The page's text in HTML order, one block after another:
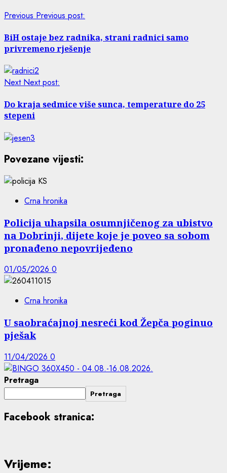
Previous Previous post:
BiH ostaje bez radnika, strani radnici samo
privremeno rješenje
Next Next post:
Do kraja sedmice više sunca, temperature do 25
stepeni
Povezane vijesti:
Crna hronika
Policija uhapsila osumnjičenog za ubistvo
na Dobrinji, dijete koje je poveo sa sobom
pronađeno nepovrijeđeno
01/05/2026 0
Crna hronika
U saobraćajnoj nesreći kod Žepča poginuo
pješak
11/04/2026 0
Pretraga
Pretraga
Facebook stranica:
Vrijeme: